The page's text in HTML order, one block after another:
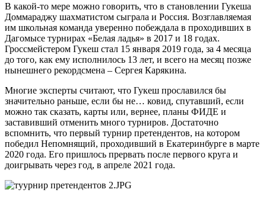
В какой-то мере можно говорить, что в становлении Гукеша
Доммараджу шахматистом сыграла и Россия. Возглавляемая
им школьная команда уверенно побеждала в проходивших в
Дагомысе турнирах «Белая ладья» в 2017 и 18 годах.
Гроссмейстером Гукеш стал 15 января 2019 года, за 4 месяца
до того, как ему исполнилось 13 лет, и всего на месяц позже
нынешнего рекордсмена – Сергея Карякина.
Многие эксперты считают, что Гукеш прославился бы
значительно раньше, если бы не… ковид, спутавший, если
можно так сказать, карты или, вернее, планы ФИДЕ и
заставивший отменить много турниров. Достаточно
вспомнить, что первый турнир претендентов, на котором
победил Непомнящий, проходивший в Екатеринбурге в марте
2020 года. Его пришлось прервать после первого круга и
доигрывать через год, в апреле 2021 года.